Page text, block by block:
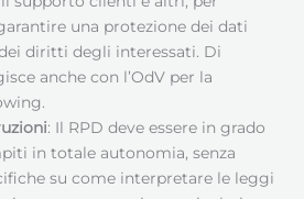
una protezione dei dati
diritti degli interessati. Di
anche con l’OdV per la
: Il RPD deve essere in grado
in totale autonomia, senza
su come interpretare le leggi